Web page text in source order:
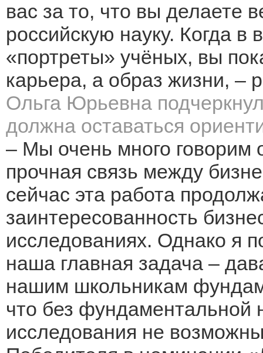
вас за то, что вы делаете
российскую науку. Когда в
«портреты» учёных, вы
карьера, а образ жизни, –
Ольга Юрьевна
должна оставаться
– Мы очень много говорим
прочная связь между
сейчас эта работа
заинтересованность
исследованиях. Однако я
наша главная задача –
нашим школьникам
что без фундаментальной
исследования не